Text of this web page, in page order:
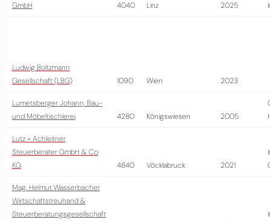
GmbH
4040 Linz 2025
Ludwig Boltzmann
Gesellschaft (LBG)
1090 Wien 2023
Lumetsberger Johann, Bau-
und Möbeltischlerei
4280 Königswiesen 2005
Lutz + Achleitner
Steuerberater GmbH & Co
KG
4840 Vöcklabruck 2021
Mag. Helmut Wasserbacher
Wirtschaftstreuhand &
Steuerberatungsgesellschaft